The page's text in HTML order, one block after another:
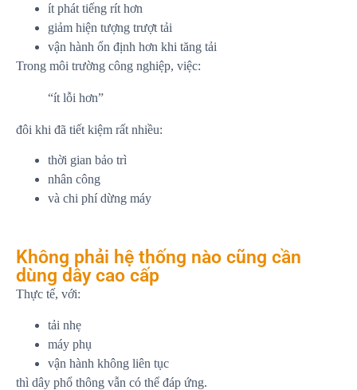
ít phát tiếng rít hơn
giảm hiện tượng trượt tải
vận hành ổn định hơn khi tăng tải
Trong môi trường công nghiệp, việc:
“ít lỗi hơn”
đôi khi đã tiết kiệm rất nhiều:
thời gian bảo trì
nhân công
và chi phí dừng máy
Không phải hệ thống nào cũng cần
dùng dây cao cấp
Thực tế, với:
tải nhẹ
máy phụ
vận hành không liên tục
thì dây phổ thông vẫn có thể đáp ứng.